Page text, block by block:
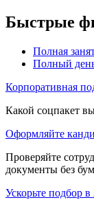
Быстрые
Полная
Полный
Корпоративная
Какой соцпакет
Оформляйте
Проверяйте
документы без
Ускорьте подбор в